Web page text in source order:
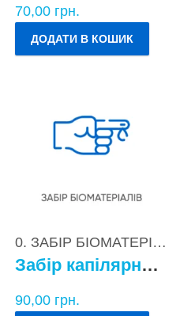
70,00 грн.
ДОДАТИ В КОШИК
0. ЗАБІР БІОМАТЕРІАЛІВ
Забір капілярної крові
90,00 грн.